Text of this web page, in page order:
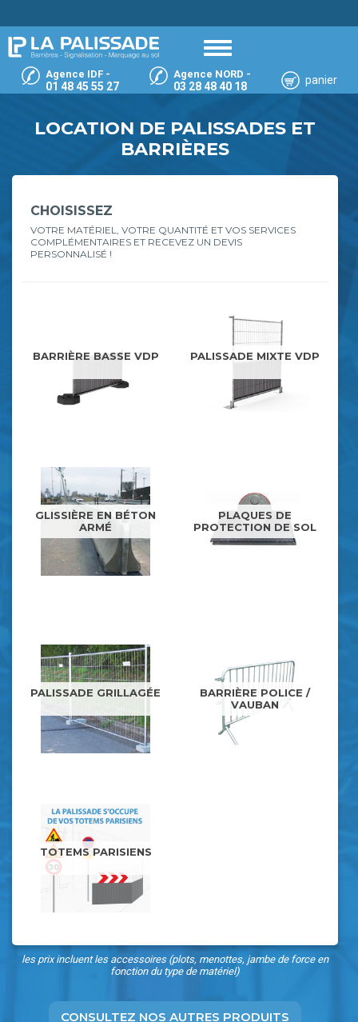
Agence IDF -
01 48 45 55 27
Agence NORD -
03 28 48 40 18 panier
LOCATION DE PALISSADES ET
BARRIÈRES
CHOISISSEZ
VOTRE MATÉRIEL, VOTRE QUANTITÉ ET VOS SERVICES
COMPLÉMENTAIRES ET RECEVEZ UN DEVIS
PERSONNALISÉ !
BARRIÈRE BASSE VDP PALISSADE MIXTE VDP
GLISSIÈRE EN BÉTON
ARMÉ
PLAQUES DE
PROTECTION DE SOL
PALISSADE GRILLAGÉE
BARRIÈRE POLICE /
VAUBAN
TOTEMS PARISIENS
les prix incluent les accessoires (plots, menottes, jambe de force en
fonction du type de matériel)
CONSULTEZ NOS AUTRES PRODUITS